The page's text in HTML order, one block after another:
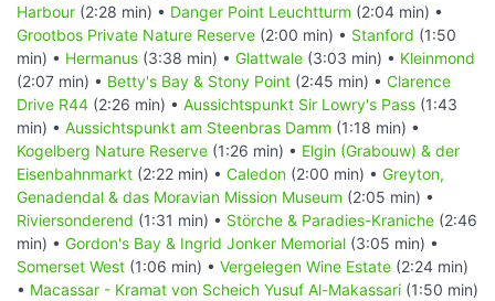
Harbour (2:28 min) • Danger Point Leuchtturm (2:04 min) •
Grootbos Private Nature Reserve (2:00 min) • Stanford (1:50
min) • Hermanus (3:38 min) • Glattwale (3:03 min) • Kleinmond
(2:07 min) • Betty's Bay & Stony Point (2:45 min) • Clarence
Drive R44 (2:26 min) • Aussichtspunkt Sir Lowry's Pass (1:43
min) • Aussichtspunkt am Steenbras Damm (1:18 min) •
Kogelberg Nature Reserve (1:26 min) • Elgin (Grabouw) & der
Eisenbahnmarkt (2:22 min) • Caledon (2:00 min) • Greyton,
Genadendal & das Moravian Mission Museum (2:05 min) •
Riviersonderend (1:31 min) • Störche & Paradies-Kraniche (2:46
min) • Gordon's Bay & Ingrid Jonker Memorial (3:05 min) •
Somerset West (1:06 min) • Vergelegen Wine Estate (2:24 min)
• Macassar - Kramat von Scheich Yusuf Al-Makassari (1:50 min)